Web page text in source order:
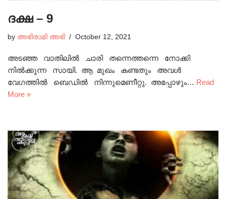
ദക്ഷ – 9
by അഭിരാമി അഭി October 12, 2021
അടഞ്ഞ വാതിലിൽ ചാരി തന്നെത്തന്നെ നോക്കി
നിൽക്കുന്ന സായി. ആ മുഖം കണ്ടതും അവൾ
വേഗത്തിൽ ബെഡിൽ നിന്നുമെണീറ്റു. അപ്പോഴും… Read
More »